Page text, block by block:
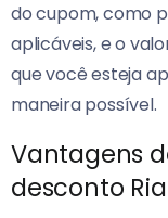
do cupom, como
aplicáveis, e o
que você esteja
maneira possível.
Vantagens
desconto